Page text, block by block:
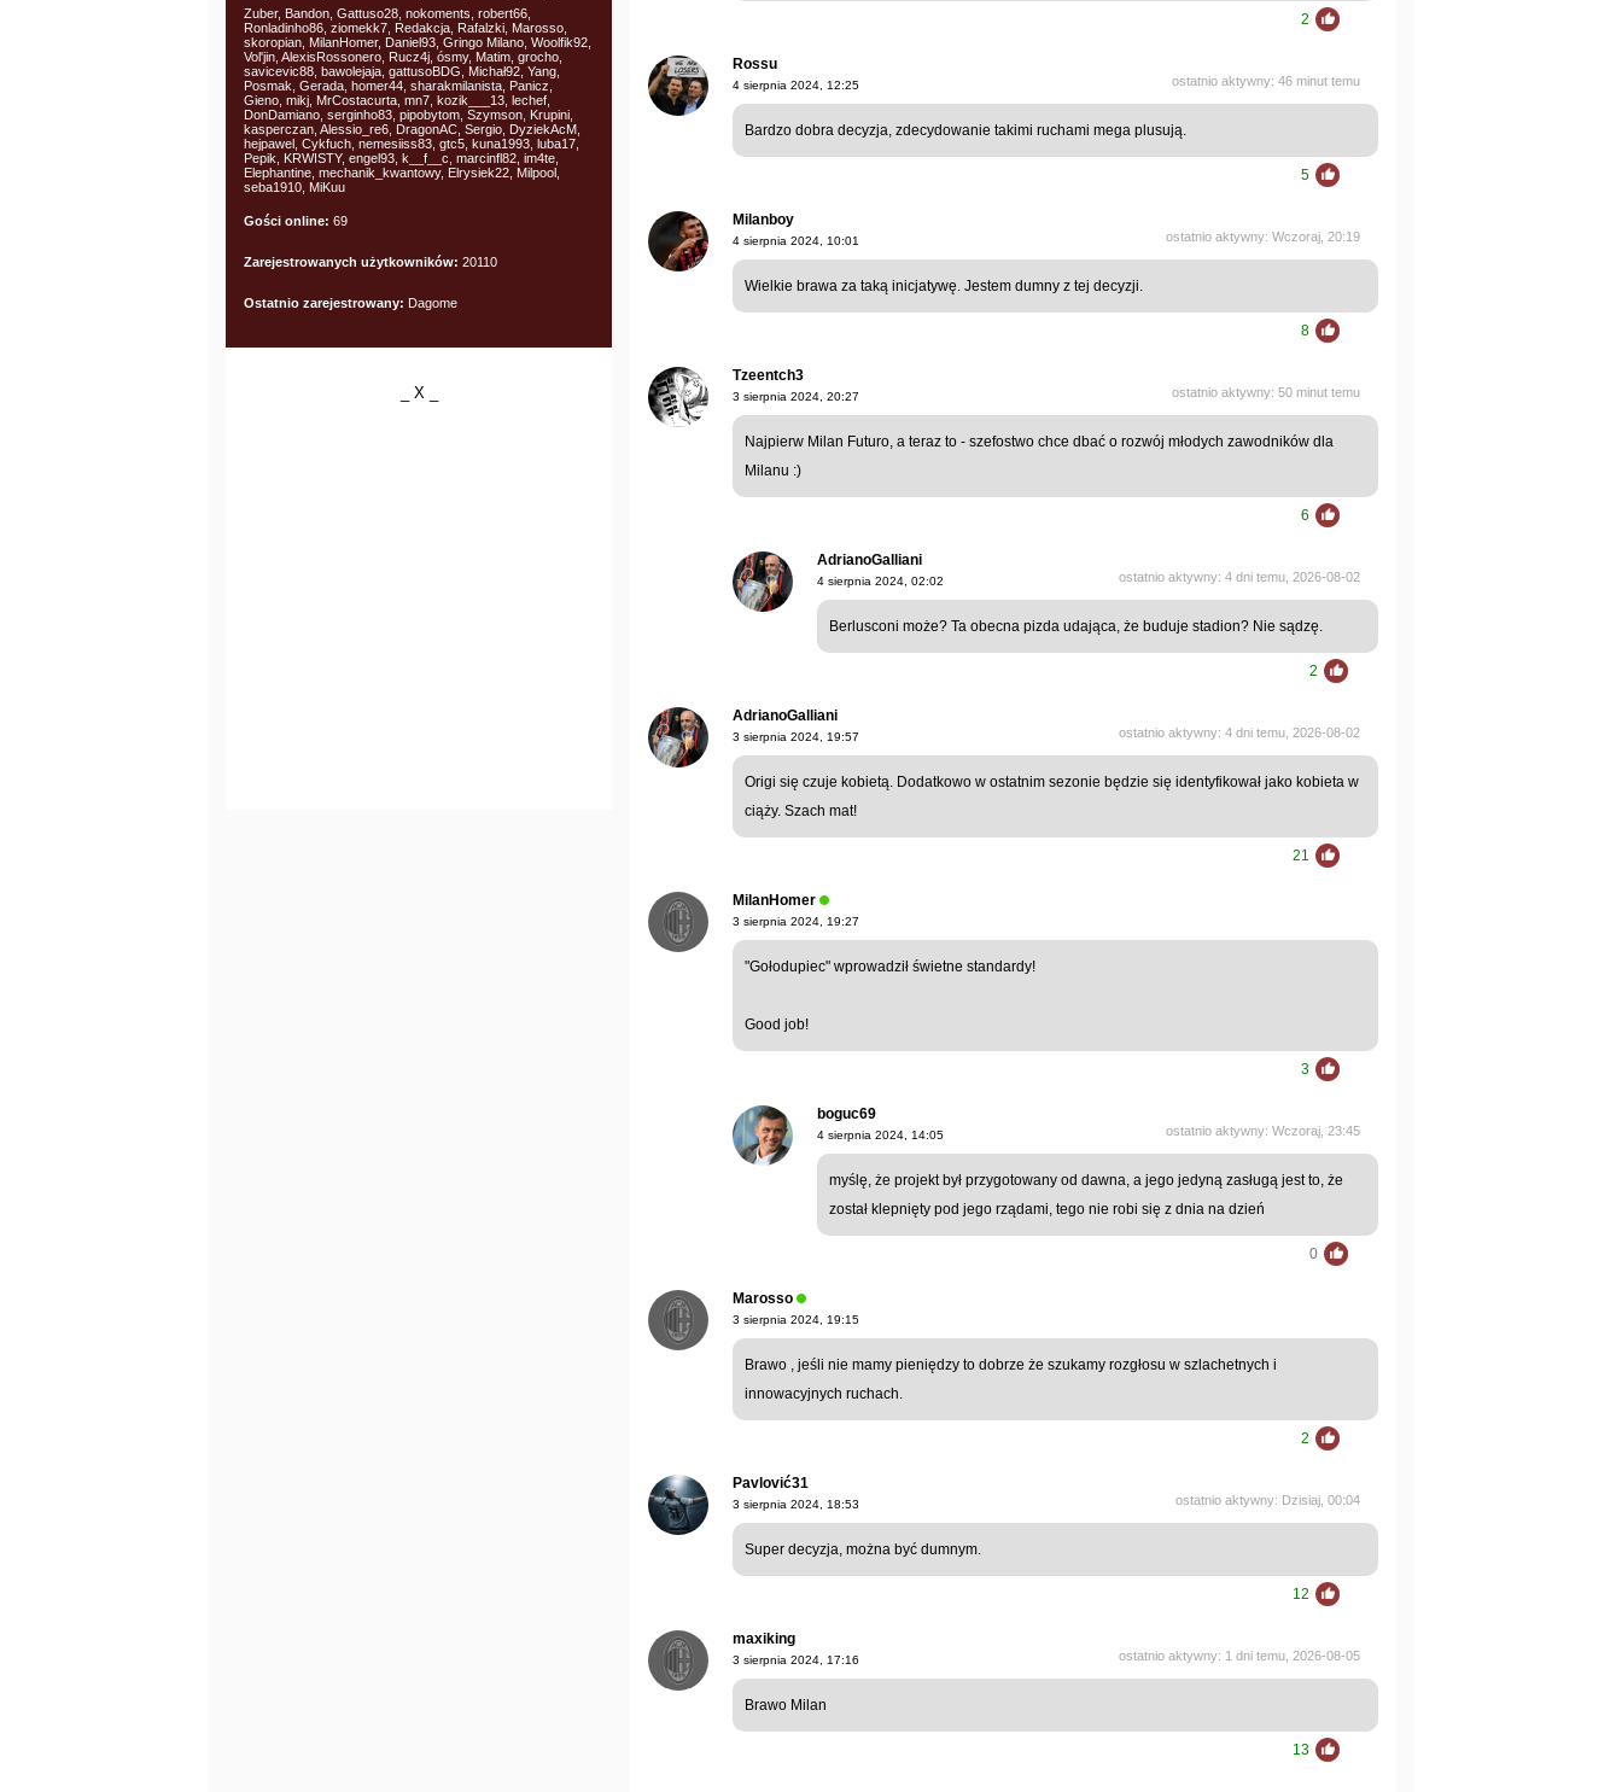
Zuber, Bandon, Gattuso28, nokoments, robert66,
Ronladinho86, ziomekk7, Redakcja, Rafalzki, Marosso,
skoropian, MilanHomer, Daniel93, Gringo Milano, Woolfik92,
Vol'jin, AlexisRossonero, Rucz4j, ósmy, Matim, grocho,
savicevic88, bawolejaja, gattusoBDG, Michał92, Yang,
Posmak, Gerada, homer44, sharakmilanista, Panicz,
Gieno, mikj, MrCostacurta, mn7, kozik___13, lechef,
DonDamiano, serginho83, pipobytom, Szymson, Krupini,
kasperczan, Alessio_re6, DragonAC, Sergio, DyziekAcM,
hejpawel, Cykfuch, nemesiiss83, gtc5, kuna1993, luba17,
Pepik, KRWISTY, engel93, k__f__c, marcinfl82, im4te,
Elephantine, mechanik_kwantowy, Elrysiek22, Milpool,
seba1910, MiKuu
Gości online: 69
Zarejestrowanych użytkowników: 20110
Ostatnio zarejestrowany: Dagome
_ X _
2
Rossu
ostatnio aktywny: 46 minut temu
4 sierpnia 2024, 12:25
Bardzo dobra decyzja, zdecydowanie takimi ruchami mega plusują.
5
Milanboy
ostatnio aktywny: Wczoraj, 20:19
4 sierpnia 2024, 10:01
Wielkie brawa za taką inicjatywę. Jestem dumny z tej decyzji.
8
Tzeentch3
ostatnio aktywny: 50 minut temu
3 sierpnia 2024, 20:27
Najpierw Milan Futuro, a teraz to - szefostwo chce dbać o rozwój młodych zawodników dla
Milanu :)
6
AdrianoGalliani
ostatnio aktywny: 4 dni temu, 2026-08-02
4 sierpnia 2024, 02:02
Berlusconi może? Ta obecna pizda udająca, że buduje stadion? Nie sądzę.
2
AdrianoGalliani
ostatnio aktywny: 4 dni temu, 2026-08-02
3 sierpnia 2024, 19:57
Origi się czuje kobietą. Dodatkowo w ostatnim sezonie będzie się identyfikował jako kobieta w
ciąży. Szach mat!
21
MilanHomer
3 sierpnia 2024, 19:27
"Gołodupiec" wprowadził świetne standardy!
Good job!
3
boguc69
ostatnio aktywny: Wczoraj, 23:45
4 sierpnia 2024, 14:05
myślę, że projekt był przygotowany od dawna, a jego jedyną zasługą jest to, że
został klepnięty pod jego rządami, tego nie robi się z dnia na dzień
0
Marosso
3 sierpnia 2024, 19:15
Brawo , jeśli nie mamy pieniędzy to dobrze że szukamy rozgłosu w szlachetnych i
innowacyjnych ruchach.
2
Pavlović31
ostatnio aktywny: Dzisiaj, 00:04
3 sierpnia 2024, 18:53
Super decyzja, można być dumnym.
12
maxiking
ostatnio aktywny: 1 dni temu, 2026-08-05
3 sierpnia 2024, 17:16
Brawo Milan
13